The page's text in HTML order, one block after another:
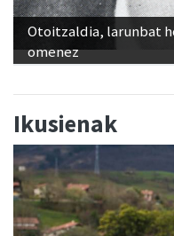
Otoitzaldia, larunbat
omenez
Ikusienak